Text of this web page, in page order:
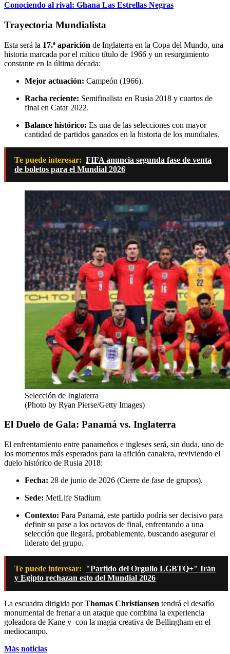
Conociendo al rival: Ghana Las Estrellas Negras
Trayectoria Mundialista
Esta será la 17.ª aparición de Inglaterra en la Copa del Mundo, una
historia marcada por el mítico título de 1966 y un resurgimiento
constante en la última década:
Mejor actuación: Campeón (1966).
Racha reciente: Semifinalista en Rusia 2018 y cuartos de
final en Catar 2022.
Balance histórico: Es una de las selecciones con mayor
cantidad de partidos ganados en la historia de los mundiales.
Te puede interesar: FIFA anuncia segunda fase de venta
de boletos para el Mundial 2026
Selección de Inglaterra
(Photo by Ryan Pierse/Getty Images)
El Duelo de Gala: Panamá vs. Inglaterra
El enfrentamiento entre panameños e ingleses será, sin duda, uno de
los momentos más esperados para la afición canalera, reviviendo el
duelo histórico de Rusia 2018:
Fecha: 28 de junio de 2026 (Cierre de fase de grupos).
Sede: MetLife Stadium
Contexto: Para Panamá, este partido podría ser decisivo para
definir su pase a los octavos de final, enfrentando a una
selección que llegará, probablemente, buscando asegurar el
liderato del grupo.
Te puede interesar: "Partido del Orgullo LGBTQ+" Irán
y Egipto rechazan esto del Mundial 2026
La escuadra dirigida porThomas Christiansen tendrá el desafío
monumental de frenar a un ataque que combina la experiencia
goleadora de Kane y con la magia creativa de Bellingham en el
mediocampo.
Más noticias